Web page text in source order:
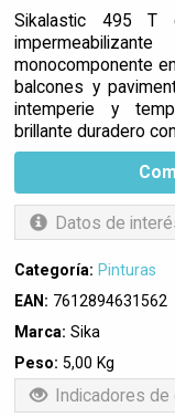
Sikalastic 495 T
monocomponente
balcones y
intemperie y
brillante duradero
Datos de
Categoría: Pinturas
EAN: 7612894631562
Marca: Sika
Peso: 5,00 Kg
Indicadores de